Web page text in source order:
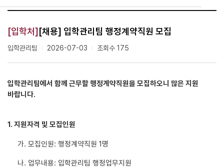
[입학처][채용] 입학관리팀 행정계약직원 모집
입학관리팀 2026-07-03 조회수 175
입학관리팀에서 함께 근무할 행정계약직원을 모집하오니 많은 지원
바랍니다.
1. 지원자격 및 모집인원
가. 모집인원: 행정계약직원 1명
나. 업무내용: 입학관리팀 행정업무지원